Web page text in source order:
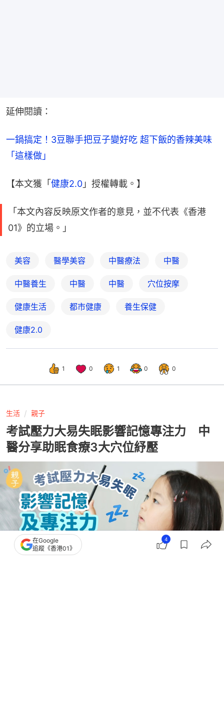
延伸閱讀：
一鍋搞定！3豆聯手把豆子變好吃 超下飯的香辣美味
「這樣做」
【本文獲「 健康2.0 」授權轉載。】
「本文內容反映原文作者的意見，並不代表《香港
01》的立場。」
美容 醫學美容 中醫療法 中醫
中醫養生 中醫 中醫 穴位按摩
健康生活 都市健康 養生保健
健康2.0
1 0 1 0 0
生活 親子
考試壓力大易失眠影響記憶專注力 中
醫分享助眠食療3大穴位紓壓
在Google
追蹤《香港01》
4